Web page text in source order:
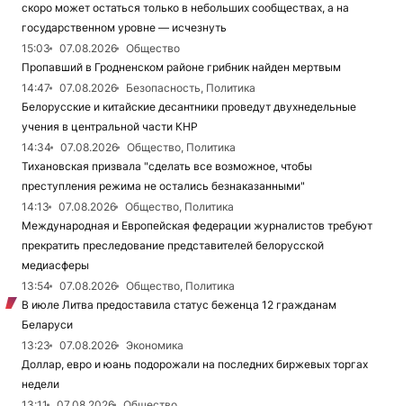
скоро может остаться только в небольших сообществах, а на
государственном уровне — исчезнуть
15:03
07.08.2026
Общество
Пропавший в Гродненском районе грибник найден мертвым
14:47
07.08.2026
Безопасность, Политика
Белорусские и китайские десантники проведут двухнедельные
учения в центральной части КНР
14:34
07.08.2026
Общество, Политика
Тихановская призвала "сделать все возможное, чтобы
преступления режима не остались безнаказанными"
14:13
07.08.2026
Общество, Политика
Международная и Европейская федерации журналистов требуют
прекратить преследование представителей белорусской
медиасферы
13:54
07.08.2026
Общество, Политика
В июле Литва предоставила статус беженца 12 гражданам
Беларуси
13:23
07.08.2026
Экономика
Доллар, евро и юань подорожали на последних биржевых торгах
недели